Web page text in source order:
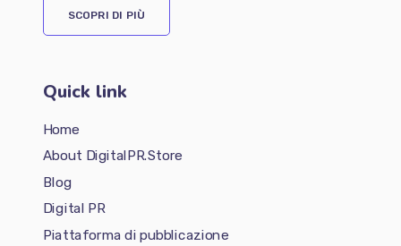
SCOPRI DI PIÙ
Quick link
Home
About DigitalPR.Store
Blog
Digital PR
Piattaforma di pubblicazione